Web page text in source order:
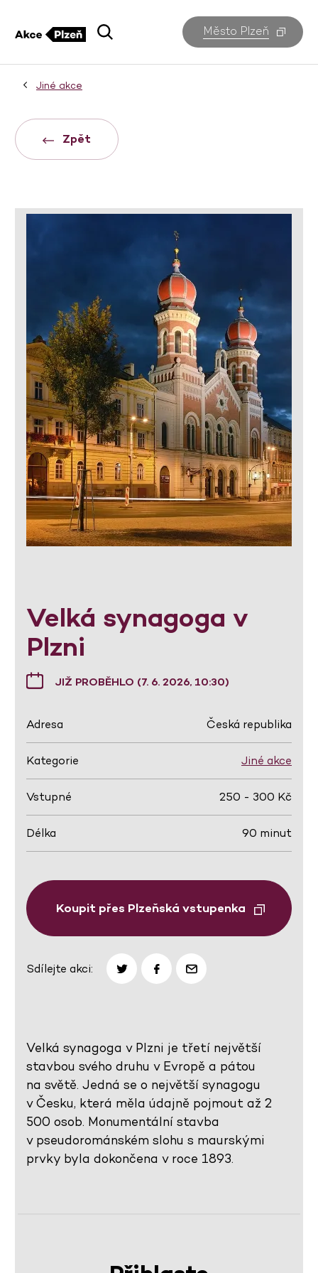
Město Plzeň
Jiné akce
Zpět
Velká synagoga v
Plzni
JIŽ PROBĚHLO (7. 6. 2026, 10:30)
Adresa Česká republika
Kategorie Jiné akce
Vstupné 250 - 300 Kč
Délka 90 minut
Koupit přes Plzeňská vstupenka
Sdílejte akci:
Velká synagoga v Plzni je třetí největší
stavbou svého druhu v Evropě a pátou
na světě. Jedná se o největší synagogu
v Česku, která měla údajně pojmout až 2
500 osob. Monumentální stavba
v pseudorománském slohu s maurskými
prvky byla dokončena v roce 1893.